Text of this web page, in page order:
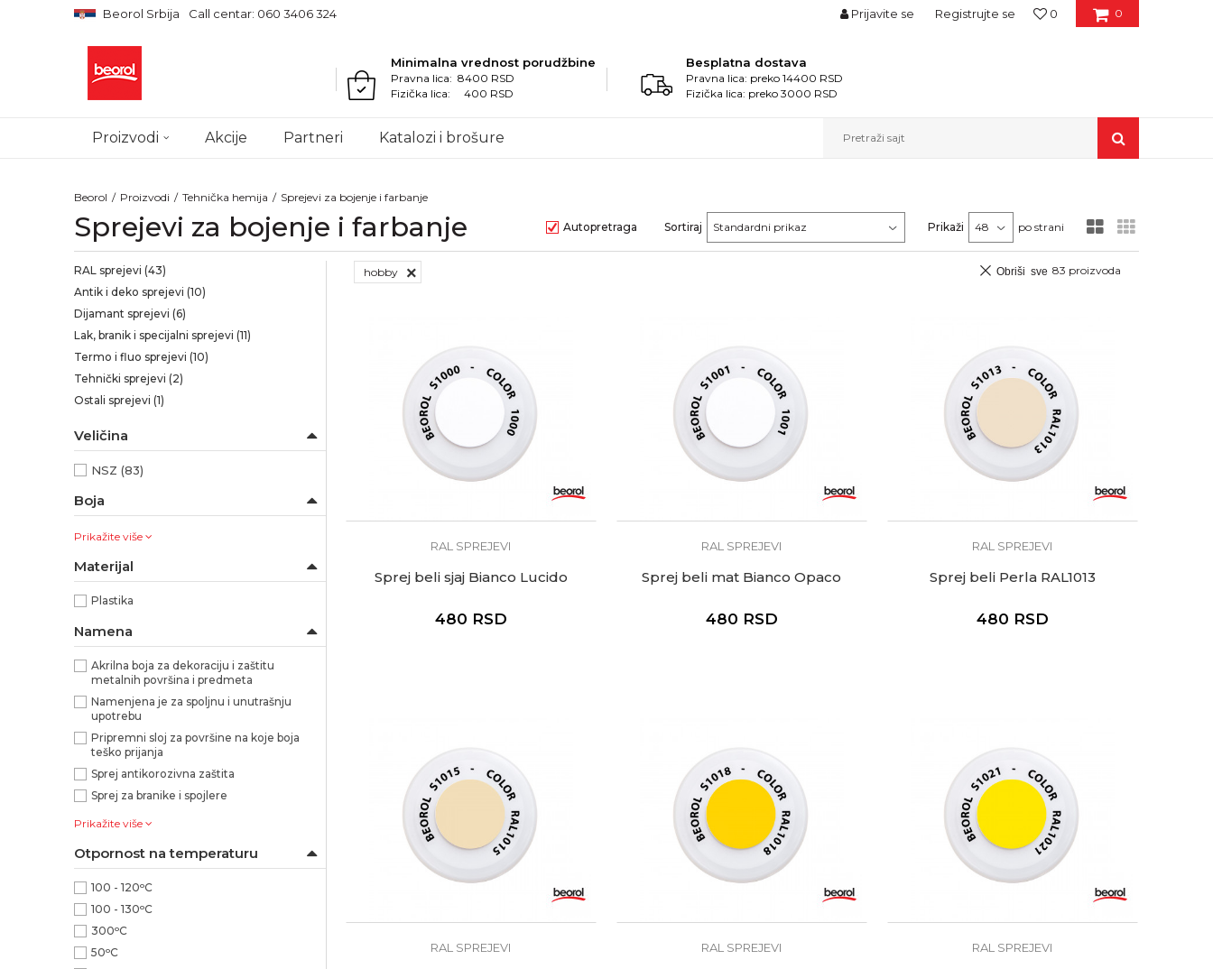
Beorol Srbija Call centar: 060 3406 324 0
0
Prijavite se Registrujte se
Minimalna vrednost porudžbine
Pravna lica: 8400 RSD
Fizička lica: 400 RSD
Besplatna dostava
Pravna lica: preko 14400 RSD
Fizička lica: preko 3000 RSD
Proizvodi Akcije Partneri Katalozi i brošure Pretraži sajt
Beorol Proizvodi Tehnička hemija Sprejevi za bojenje i farbanje
Sprejevi za bojenje i farbanje Autopretraga Sortiraj Prikaži po strani
RAL sprejevi (43)
Antik i deko sprejevi (10)
Dijamant sprejevi (6)
Lak, branik i specijalni sprejevi (11)
Termo i fluo sprejevi (10)
Tehnički sprejevi (2)
Ostali sprejevi (1)
Veličina
NSZ (83)
Boja
Prikažite više
Materijal
Plastika
Namena
Akrilna boja za dekoraciju i zaštitu
metalnih površina i predmeta
Namenjena je za spoljnu i unutrašnju
upotrebu
Pripremni sloj za površine na koje boja
teško prijanja
Sprej antikorozivna zaštita
Sprej za branike i spojlere
Prikažite više
Otpornost na temperaturu
100 - 120ᵒC
100 - 130ᵒC
300ᵒC
50ᵒC
hobby 83 proizvoda
Obriši sve
RAL SPREJEVI
Sprej beli sjaj Bianco Lucido
480 RSD
RAL SPREJEVI
Sprej beli mat Bianco Opaco
480 RSD
RAL SPREJEVI
Sprej beli Perla RAL1013
480 RSD
RAL SPREJEVI RAL SPREJEVI RAL SPREJEVI